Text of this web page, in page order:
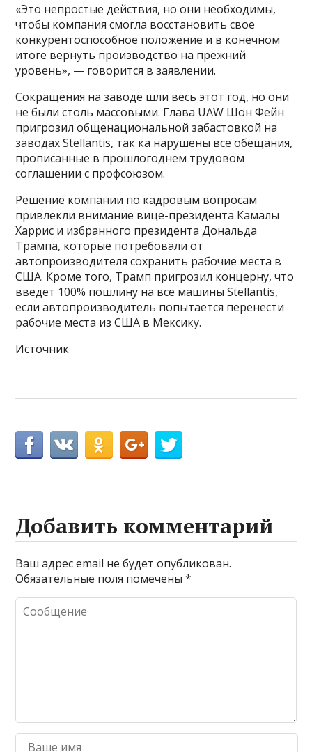
«Это непростые действия, но они необходимы,
чтобы компания смогла восстановить свое
конкурентоспособное положение и в конечном
итоге вернуть производство на прежний
уровень», — говорится в заявлении.
Сокращения на заводе шли весь этот год, но они
не были столь массовыми. Глава UAW Шон Фейн
пригрозил общенациональной забастовкой на
заводах Stellantis, так ка нарушены все обещания,
прописанные в прошлогоднем трудовом
соглашении с профсоюзом.
Решение компании по кадровым вопросам
привлекли внимание вице-президента Камалы
Харрис и избранного президента Дональда
Трампа, которые потребовали от
автопроизводителя сохранить рабочие места в
США. Кроме того, Трамп пригрозил концерну, что
введет 100% пошлину на все машины Stellantis,
если автопроизводитель попытается перенести
рабочие места из США в Мексику.
Источник
Добавить комментарий
Ваш адрес email не будет опубликован.
Обязательные поля помечены*